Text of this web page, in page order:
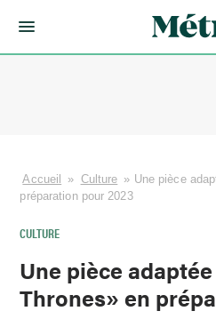
Accueil » Culture » Une pièce
préparation pour 2023
CULTURE
Une pièce
Thrones» en